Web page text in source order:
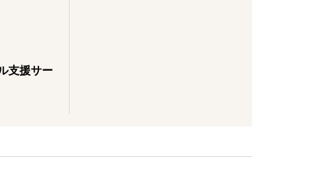
支援サー